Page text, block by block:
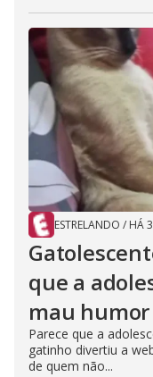
ESTRELANDO / HÁ
que a
mau humor
Parece que a
gatinho divertiu a
de quem não...